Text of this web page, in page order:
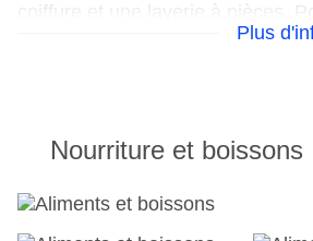
coiffure et une laverie à pièces.
environs, un service de location
fera un plaisir de vous aider et
votre disposition.
Voici ce que propose votre
Plus
Nourriture et boissons